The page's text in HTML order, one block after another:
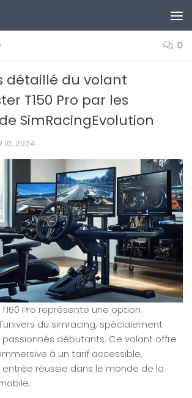
0
détaillé du volant
T150 Pro par les
SimRacingEvolution
10, 2024
Pro représente une option
du simracing, spécialement
débutants. Ce volant offre
à un tarif accessible,
réussie dans le monde de la